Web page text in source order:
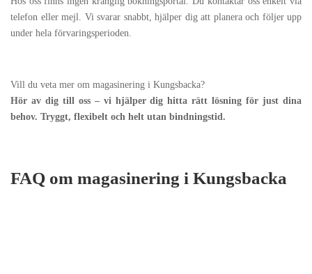
telefon eller mejl. Vi svarar snabbt, hjälper dig att planera och följer upp
under hela förvaringsperioden.
Vill du veta mer om magasinering i Kungsbacka?
Hör av dig till oss – vi hjälper dig hitta rätt lösning för just dina
behov. Tryggt, flexibelt och helt utan bindningstid.
FAQ om magasinering i Kungsbacka